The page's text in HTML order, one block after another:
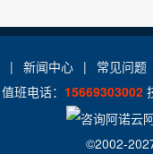
| 新闻中心 |
常见问题
值班电话： 15669303002
©2002-